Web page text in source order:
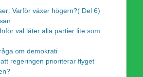
Varför växer högern?( Del 6)
val låter alla partier lite som
om demokrati
regeringen prioriterar flyget